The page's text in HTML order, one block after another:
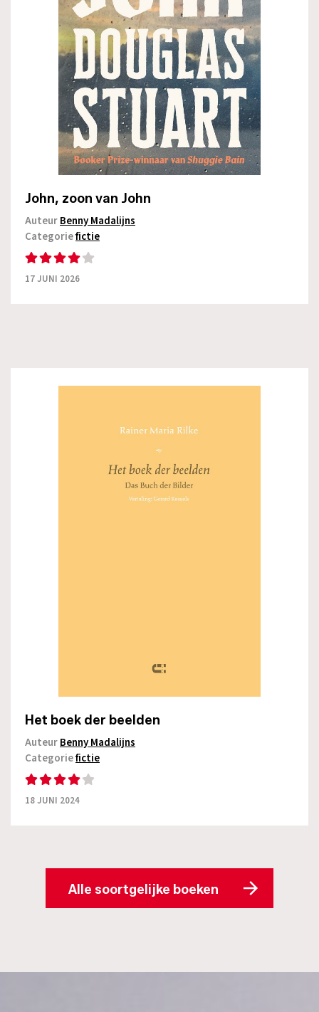
John, zoon van John
AuteurBenny Madalijns
Categoriefictie
17 JUNI 2026
Het boek der beelden
AuteurBenny Madalijns
Categoriefictie
18 JUNI 2024
Alle soortgelijke boeken